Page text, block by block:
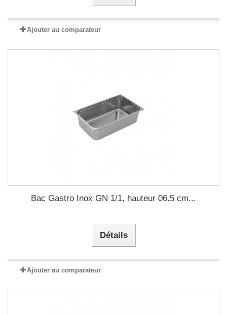
Ajouter au comparateur
Bac Gastro Inox GN 1/1, hauteur 06.5 cm...
Détails
Ajouter au comparateur